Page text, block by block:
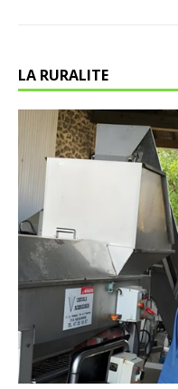
LA RURALITE